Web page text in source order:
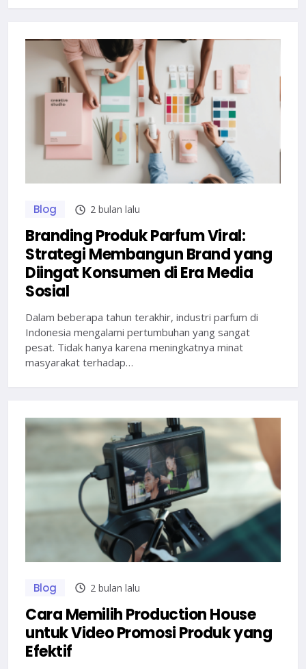
Blog 2 bulan lalu
Branding Produk Parfum Viral:
Strategi Membangun Brand yang
Diingat Konsumen di Era Media
Sosial
Dalam beberapa tahun terakhir, industri parfum di
Indonesia mengalami pertumbuhan yang sangat
pesat. Tidak hanya karena meningkatnya minat
masyarakat terhadap…
Blog 2 bulan lalu
Cara Memilih Production House
untuk Video Promosi Produk yang
Efektif